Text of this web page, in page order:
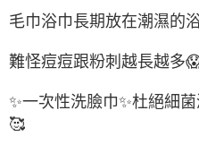
毛巾浴巾長期放在潮濕的
難怪痘痘跟粉刺越長越多
✨一次性洗臉巾✨杜絕細
🥰